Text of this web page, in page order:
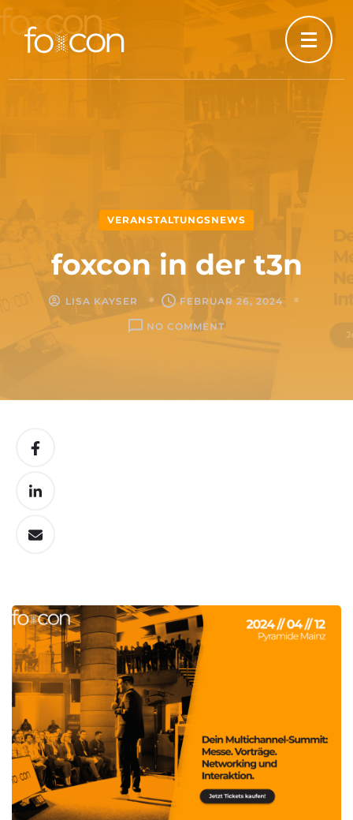
VERANSTALTUNGSNEWS
foxcon in der t3n
LISA KAYSER FEBRUAR 26, 2024
NO COMMENT